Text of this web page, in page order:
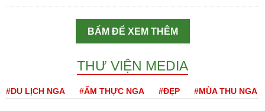
BẤM ĐỂ XEM THÊM
THƯ VIỆN MEDIA
#DU LỊCH NGA #ẨM THỰC NGA #ĐẸP #MÙA THU NGA